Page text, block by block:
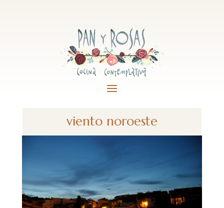
viento noroeste